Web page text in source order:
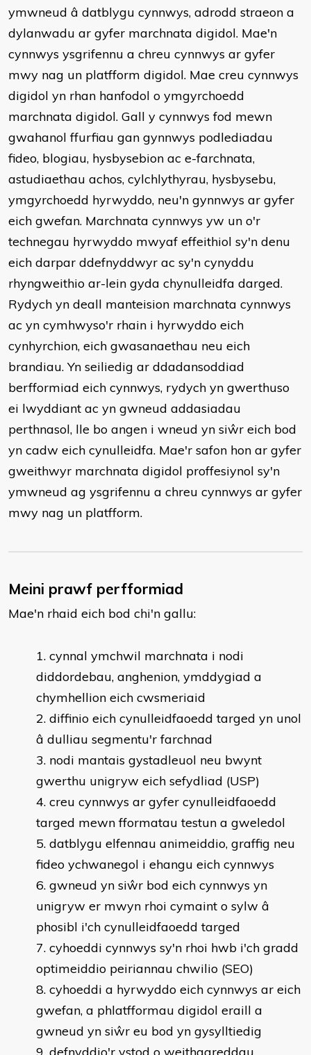
ymwneud â datblygu cynnwys, adrodd straeon a
dylanwadu ar gyfer marchnata digidol. Mae'n
cynnwys ysgrifennu a chreu cynnwys ar gyfer
mwy nag un platfform digidol. Mae creu cynnwys
digidol yn rhan hanfodol o ymgyrchoedd
marchnata digidol. Gall y cynnwys fod mewn
gwahanol ffurfiau gan gynnwys podlediadau
fideo, blogiau, hysbysebion ac e-farchnata,
astudiaethau achos, cylchlythyrau, hysbysebu,
ymgyrchoedd hyrwyddo, neu'n gynnwys ar gyfer
eich gwefan. Marchnata cynnwys yw un o'r
technegau hyrwyddo mwyaf effeithiol sy'n denu
eich darpar ddefnyddwyr ac sy'n cynyddu
rhyngweithio ar-lein gyda chynulleidfa darged.
Rydych yn deall manteision marchnata cynnwys
ac yn cymhwyso'r rhain i hyrwyddo eich
cynhyrchion, eich gwasanaethau neu eich
brandiau. Yn seiliedig ar ddadansoddiad
berfformiad eich cynnwys, rydych yn gwerthuso
ei lwyddiant ac yn gwneud addasiadau
perthnasol, lle bo angen i wneud yn siŵr eich bod
yn cadw eich cynulleidfa. Mae'r safon hon ar gyfer
gweithwyr marchnata digidol proffesiynol sy'n
ymwneud ag ysgrifennu a chreu cynnwys ar gyfer
mwy nag un platfform.
Meini prawf perfformiad
Mae'n rhaid eich bod chi'n gallu:
cynnal ymchwil marchnata i nodi
diddordebau, anghenion, ymddygiad a
chymhellion eich cwsmeriaid
diffinio eich cynulleidfaoedd targed yn unol
â dulliau segmentu'r farchnad
nodi mantais gystadleuol neu bwynt
gwerthu unigryw eich sefydliad (USP)
creu cynnwys ar gyfer cynulleidfaoedd
targed mewn fformatau testun a gweledol
datblygu elfennau animeiddio, graffig neu
fideo ychwanegol i ehangu eich cynnwys
gwneud yn siŵr bod eich cynnwys yn
unigryw er mwyn rhoi cymaint o sylw â
phosibl i'ch cynulleidfaoedd targed
cyhoeddi cynnwys sy'n rhoi hwb i'ch gradd
optimeiddio peiriannau chwilio (SEO)
cyhoeddi a hyrwyddo eich cynnwys ar eich
gwefan, a phlatfformau digidol eraill a
gwneud yn siŵr eu bod yn gysylltiedig